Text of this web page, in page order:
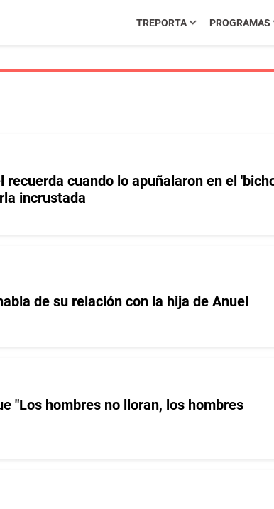
TREPORTA PROGRAMAS
recuerda cuando lo apuñalaron en el
incrustada
de su relación con la hija de Anuel
"Los hombres no lloran, los hombres